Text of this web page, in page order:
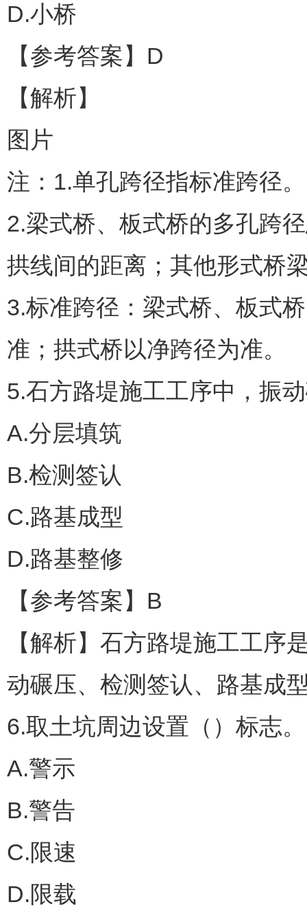
D.小桥
【参考答案】D
【解析】
图片
注：1.单孔跨径指标准跨径。
2.梁式桥、板式桥的多孔跨
拱线间的距离；其他形式桥
3.标准跨径：梁式桥、板式
准；拱式桥以净跨径为准。
5.石方路堤施工工序中，振
A.分层填筑
B.检测签认
C.路基成型
D.路基整修
【参考答案】B
【解析】石方路堤施工工序
动碾压、检测签认、路基成
6.取土坑周边设置（）标志。
A.警示
B.警告
C.限速
D.限载